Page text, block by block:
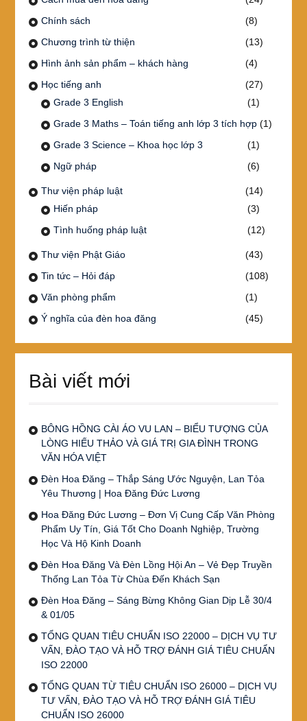
Chính sách
(8)
Chương trình từ thiện
(13)
Hình ảnh sản phẩm – khách hàng
(4)
Học tiếng anh
(27)
Grade 3 English
(1)
Grade 3 Maths – Toán tiếng anh lớp 3 tích hợp(1)
Grade 3 Science – Khoa học lớp 3
(1)
Ngữ pháp
(6)
Thư viện pháp luật
(14)
Hiến pháp
(3)
Tình huống pháp luật
(12)
Thư viện Phật Giáo
(43)
Tin tức – Hỏi đáp
(108)
Văn phòng phẩm
(1)
Ý nghĩa của đèn hoa đăng
(45)
Bài viết mới
BÔNG HỒNG CÀI ÁO VU LAN – BIỂU TƯỢNG CỦA
LÒNG HIẾU THẢO VÀ GIÁ TRỊ GIA ĐÌNH TRONG
VĂN HÓA VIỆT
Đèn Hoa Đăng – Thắp Sáng Ước Nguyện, Lan Tỏa
Yêu Thương | Hoa Đăng Đức Lương
Hoa Đăng Đức Lương – Đơn Vị Cung Cấp Văn Phòng
Phẩm Uy Tín, Giá Tốt Cho Doanh Nghiệp, Trường
Học Và Hộ Kinh Doanh
Đèn Hoa Đăng Và Đèn Lồng Hội An – Vẻ Đẹp Truyền
Thống Lan Tỏa Từ Chùa Đến Khách Sạn
Đèn Hoa Đăng – Sáng Bừng Không Gian Dịp Lễ 30/4
& 01/05
TỔNG QUAN TIÊU CHUẨN ISO 22000 – DỊCH VỤ TƯ
VẤN, ĐÀO TẠO VÀ HỖ TRỢ ĐÁNH GIÁ TIÊU CHUẨN
ISO 22000
TỔNG QUAN TỪ TIÊU CHUẨN ISO 26000 – DỊCH VỤ
TƯ VẤN, ĐÀO TẠO VÀ HỖ TRỢ ĐÁNH GIÁ TIÊU
CHUẨN ISO 26000